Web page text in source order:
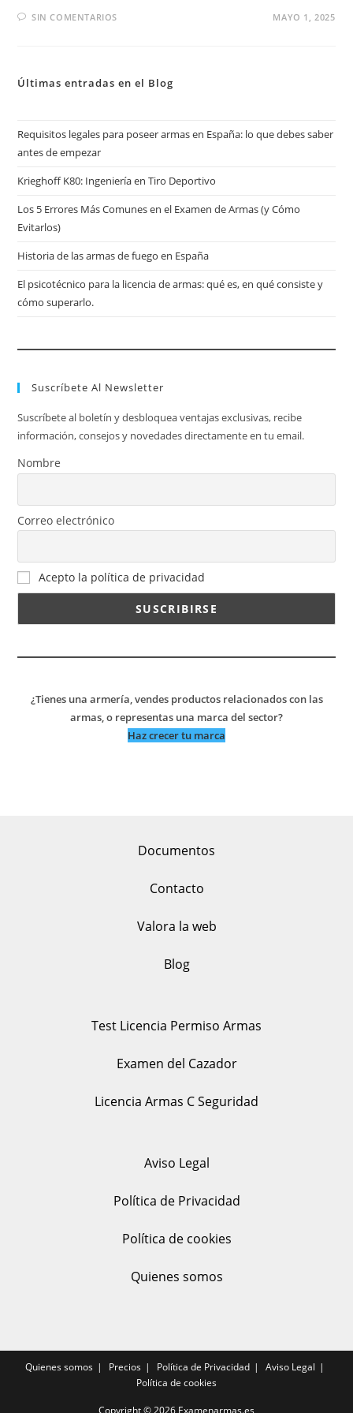
SIN COMENTARIOS MAYO 1, 2025
Últimas entradas en el Blog
Requisitos legales para poseer armas en España: lo que debes saber
antes de empezar
Krieghoff K80: Ingeniería en Tiro Deportivo
Los 5 Errores Más Comunes en el Examen de Armas (y Cómo
Evitarlos)
Historia de las armas de fuego en España
El psicotécnico para la licencia de armas: qué es, en qué consiste y
cómo superarlo.
Suscríbete Al Newsletter
Suscríbete al boletín y desbloquea ventajas exclusivas, recibe
información, consejos y novedades directamente en tu email.
Nombre
Correo electrónico
Acepto la política de privacidad
¿Tienes una armería, vendes productos relacionados con las
armas, o representas una marca del sector?
Haz crecer tu marca
Documentos
Contacto
Valora la web
Blog
Test Licencia Permiso Armas
Examen del Cazador
Licencia Armas C Seguridad
Aviso Legal
Política de Privacidad
Política de cookies
Quienes somos
Quienes somos Precios Política de Privacidad
Aviso Legal
Política de cookies
Copyright © 2026 Examenarmas.es